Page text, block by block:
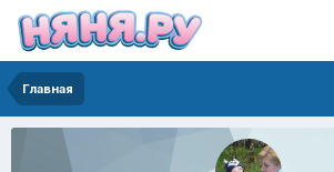
Главная